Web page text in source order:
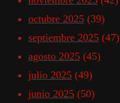
octubre 2025 (39)
septiembre 2025 (47)
agosto 2025 (45)
julio 2025 (49)
junio 2025 (50)